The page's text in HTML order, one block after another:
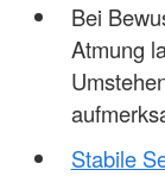
Bei
Atmung
Stabile